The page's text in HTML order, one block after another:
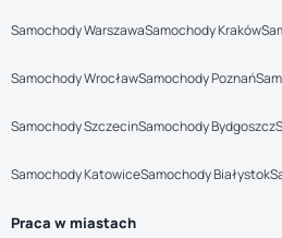
Samochody WarszawaSamochody Kraków
Samochody WrocławSamochody Poznań
Samochody SzczecinSamochody Bydgoszcz
Samochody KatowiceSamochody Białystok
Praca w miastach